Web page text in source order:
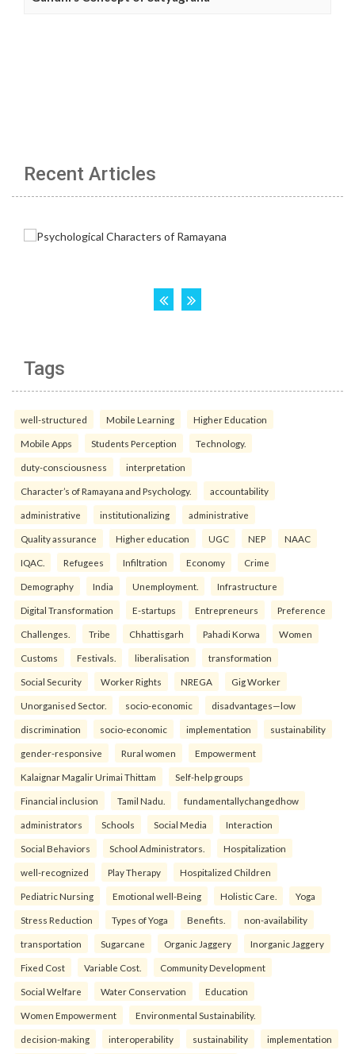
Recent Articles
Tags
well-structured Mobile Learning Higher Education
Mobile Apps Students Perception Technology.
duty-consciousness interpretation
Character’s of Ramayana and Psychology. accountability
administrative institutionalizing administrative
Quality assurance Higher education UGC NEP NAAC
IQAC. Refugees Infiltration Economy Crime
Demography India Unemployment. Infrastructure
Digital Transformation E-startups Entrepreneurs Preference
Challenges. Tribe Chhattisgarh Pahadi Korwa Women
Customs Festivals. liberalisation transformation
Social Security Worker Rights NREGA Gig Worker
Unorganised Sector. socio-economic disadvantages—low
discrimination socio-economic implementation sustainability
gender-responsive Rural women Empowerment
Kalaignar Magalir Urimai Thittam Self-help groups
Financial inclusion Tamil Nadu. fundamentallychangedhow
administrators Schools Social Media Interaction
Social Behaviors School Administrators. Hospitalization
well-recognized Play Therapy Hospitalized Children
Pediatric Nursing Emotional well-Being Holistic Care. Yoga
Stress Reduction Types of Yoga Benefits. non-availability
transportation Sugarcane Organic Jaggery Inorganic Jaggery
Fixed Cost Variable Cost. Community Development
Social Welfare Water Conservation Education
Women Empowerment Environmental Sustainability.
decision-making interoperability sustainability implementation